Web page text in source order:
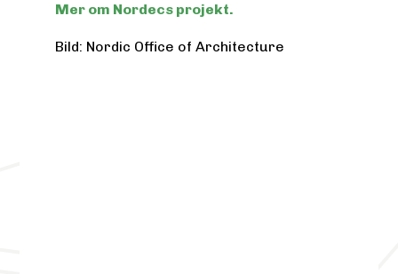
Mer om Nordecs projekt.
Bild: Nordic Office of Architecture